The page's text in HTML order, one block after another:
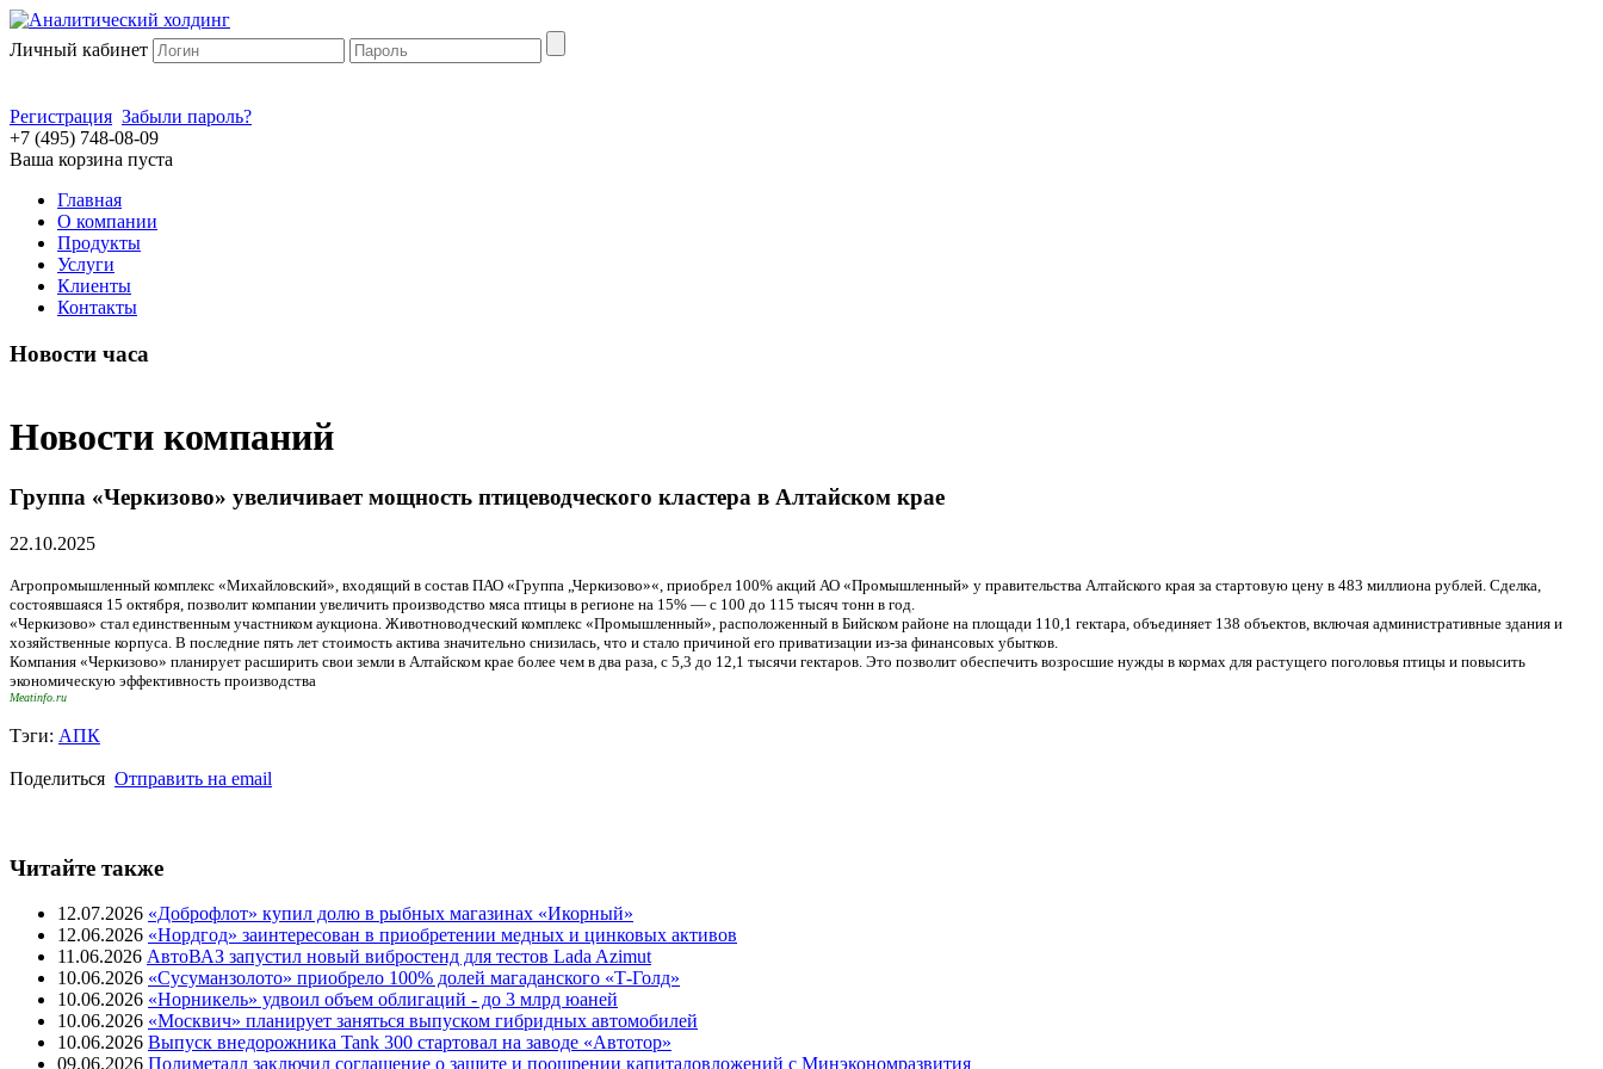
Личный кабинет
Регистрация Забыли пароль?
+7 (495) 748-08-09
Ваша корзина пуста
Главная
О компании
Продукты
Услуги
Клиенты
Контакты
Новости часа
Новости компаний
Группа «Черкизово» увеличивает мощность птицеводческого кластера в Алтайском крае
22.10.2025
Агропромышленный комплекс «Михайловский», входящий в состав ПАО «Группа „Черкизово»«, приобрел 100% акций АО «Промышленный» у правительства Алтайского края за стартовую цену в 483 миллиона рублей. Сделка,
состоявшаяся 15 октября, позволит компании увеличить производство мяса птицы в регионе на 15% — с 100 до 115 тысяч тонн в год.
«Черкизово» стал единственным участником аукциона. Животноводческий комплекс «Промышленный», расположенный в Бийском районе на площади 110,1 гектара, объединяет 138 объектов, включая административные здания и
хозяйственные корпуса. В последние пять лет стоимость актива значительно снизилась, что и стало причиной его приватизации из-за финансовых убытков.
Компания «Черкизово» планирует расширить свои земли в Алтайском крае более чем в два раза, с 5,3 до 12,1 тысячи гектаров. Это позволит обеспечить возросшие нужды в кормах для растущего поголовья птицы и повысить
экономическую эффективность производства
Meatinfo.ru
Тэги: АПК
Поделиться Отправить на email
Читайте также
12.07.2026 «Доброфлот» купил долю в рыбных магазинах «Икорный»
12.06.2026 «Нордгод» заинтересован в приобретении медных и цинковых активов
11.06.2026 АвтоВАЗ запустил новый вибростенд для тестов Lada Azimut
10.06.2026 «Сусуманзолото» приобрело 100% долей магаданского «Т-Голд»
10.06.2026 «Норникель» удвоил объем облигаций - до 3 млрд юаней
10.06.2026 «Москвич» планирует заняться выпуском гибридных автомобилей
10.06.2026 Выпуск внедорожника Tank 300 стартовал на заводе «Автотор»
09.06.2026 Полиметалл заключил соглашение о защите и поощрении капиталовложений с Минэкономразвития